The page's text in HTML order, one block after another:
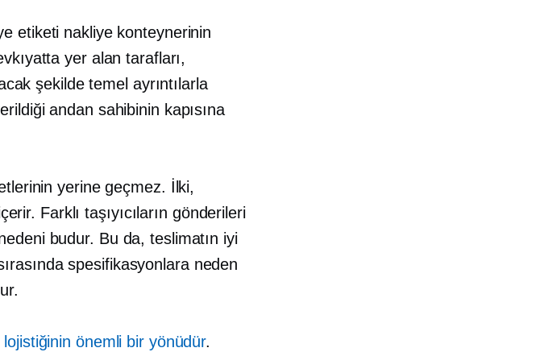
etiketi nakliye konteynerinin
yer alan tarafları,
şekilde temel ayrıntılarla
andan sahibinin kapısına
yerine geçmez. İlki,
Farklı taşıyıcıların gönderileri
budur. Bu da, teslimatın iyi
spesifikasyonlara neden
önemli bir yönüdür.